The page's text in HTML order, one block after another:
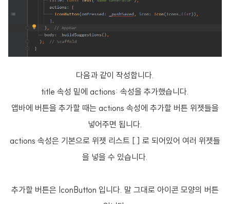
다음과 같이 작성합니다.
title 속성 밑에 actions: 속성을 추가했습니다.
앱바에 버튼을 추가할 때는 actions 속성에 추가할 버튼 위젯들을
넣어주면 됩니다.
actions 속성은 기본으로 위젯 리스트 [ ] 로 되어있어 여러 위젯들
을 넣을 수 있습니다.
추가할 버튼은 IconButton 입니다. 말 그대로 아이콘 모양의 버튼